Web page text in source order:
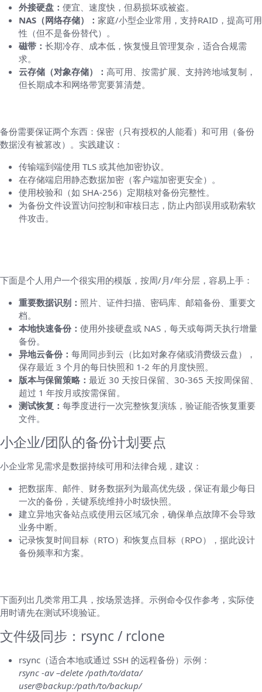
外接硬盘： 便宜、速度快，但易损坏或被盗。
NAS（网络存储）： 家庭/小型企业常用，支持RAID，提高可用
性（但不是备份替代）。
磁带： 长期冷存、成本低，恢复慢且管理复杂，适合合规需
求。
云存储（对象存储）： 高可用、按需扩展、支持跨地域复制，
但长期成本和网络带宽要算清楚。
备份需要保证两个东西：保密（只有授权的人能看）和可用（备份
数据没有被篡改）。实践建议：
传输端到端使用 TLS 或其他加密协议。
在存储端启用静态数据加密（客户端加密更安全）。
使用校验和（如 SHA-256）定期核对备份完整性。
为备份文件设置访问控制和审核日志，防止内部误用或勒索软
件攻击。
下面是个人用户一个很实用的模版，按周/月/年分层，容易上手：
重要数据识别： 照片、证件扫描、密码库、邮箱备份、重要文
档。
本地快速备份： 使用外接硬盘或 NAS，每天或每两天执行增量
备份。
异地云备份： 每周同步到云（比如对象存储或消费级云盘），
保存最近 3 个月的每日快照和 1-2 年的月度快照。
版本与保留策略： 最近 30 天按日保留、30-365 天按周保留、
超过 1 年按月或按需保留。
测试恢复： 每季度进行一次完整恢复演练，验证能否恢复重要
文件。
小企业/团队的备份计划要点
小企业常见需求是数据持续可用和法律合规，建议：
把数据库、邮件、财务数据列为最高优先级，保证有最少每日
一次的备份，关键系统维持小时级快照。
建立异地灾备站点或使用云区域冗余，确保单点故障不会导致
业务中断。
记录恢复时间目标（RTO）和恢复点目标（RPO），据此设计
备份频率和方案。
下面列出几类常用工具，按场景选择。示例命令仅作参考，实际使
用时请先在测试环境验证。
文件级同步：rsync / rclone
rsync（适合本地或通过 SSH 的远程备份）示例：
rsync -av –delete /path/to/data/
user@backup:/path/to/backup/